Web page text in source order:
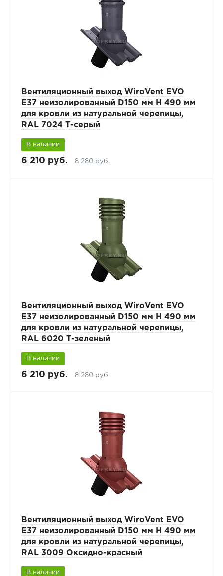
Вентиляционный выход WiroVent EVO
E37 неизолированный D150 мм Н 490 мм
для кровли из натуральной черепицы,
RAL 7024 Т-серый
В наличии
6 210 руб. 8 280 руб.
Вентиляционный выход WiroVent EVO
E37 неизолированный D150 мм Н 490 мм
для кровли из натуральной черепицы,
RAL 6020 Т-зеленый
В наличии
6 210 руб. 8 280 руб.
Вентиляционный выход WiroVent EVO
E37 неизолированный D150 мм Н 490 мм
для кровли из натуральной черепицы,
RAL 3009 Оксидно-красный
В наличии